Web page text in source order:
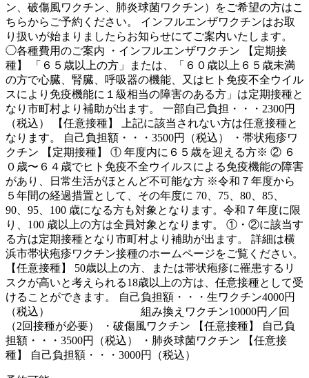
ン、破傷風ワクチン、肺炎球菌ワクチン）をご希望の方はこ
ちらからご予約ください。 インフルエンザワクチンはお取
り扱いが始まりましたらお知らせにてご案内いたします。
◯各種費用のご案内 ・インフルエンザワクチン 【定期接
種】 「６５歳以上の方」または、「６０歳以上６５歳未満
の方で心臓、腎臓、呼吸器の機能、又はヒト免疫不全ウイル
スにより免疫機能に１級相当の障害のある方」は定期接種と
なり市町村より補助が出ます。 一部自己負担・・・2300円
（税込） 【任意接種】 上記に該当されない方は任意接種と
なります。 自己負担額・・・3500円（税込） ・帯状疱疹ワ
クチン 【定期接種】 ① 年度内に６５歳を迎える方※ ② ６
０歳〜６４歳でヒト免疫不全ウイルスによる免疫機能の障害
があり、日常生活がほとんど不可能な方 ※令和７年度から
５年間の経過措置として、その年度に 70、75、80、85、
90、95、100 歳になる方も対象となります。令和７年度に限
り、100 歳以上の方は全員対象となります。 ①・②に該当す
る方は定期接種となり市町村より補助が出ます。 詳細は横
浜市帯状疱疹ワクチン接種のホームページをご覧ください。
【任意接種】 50歳以上の方、または帯状疱疹に罹患するリ
スクが高いと考えられる18歳以上の方は、任意接種として受
けることができます。 自己負担額・・・生ワクチン4000円
（税込） 組み換えワクチン10000円／回
（2回接種が必要） ・破傷風ワクチン 【任意接種】 自己負
担額・・・3500円（税込） ・肺炎球菌ワクチン 【任意接
種】 自己負担額・・・3000円（税込）